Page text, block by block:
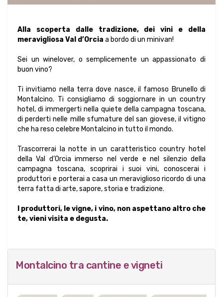
Alla scoperta dalle tradizione, dei vini e della
meravigliosa Val d’Orcia a bordo di un minivan!
Sei un winelover, o semplicemente un appassionato di
buon vino?
Ti invitiamo nella terra dove nasce, il famoso Brunello di
Montalcino. Ti consigliamo di soggiornare in un country
hotel, di immergerti nella quiete della campagna toscana,
di perderti nelle mille sfumature del san giovese, il vitigno
che ha reso celebre Montalcino in tutto il mondo.
Trascorrerai la notte in un caratteristico country hotel
della Val d’Orcia immerso nel verde e nel silenzio della
campagna toscana, scoprirai i suoi vini, conoscerai i
produttori e porterai a casa un meraviglioso ricordo di una
terra fatta di arte, sapore, storia e tradizione.
I produttori, le vigne, i vino, non aspettano altro che
te, vieni visita e degusta.
Montalcino tra cantine e vigneti